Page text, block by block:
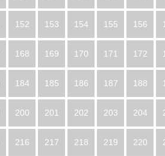
152 153 154 155 156
168 169 170 171 172
184 185 186 187 188
200 201 202 203 204
216 217 218 219 220